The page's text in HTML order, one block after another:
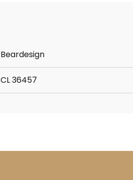
Beardesign
CL 36457